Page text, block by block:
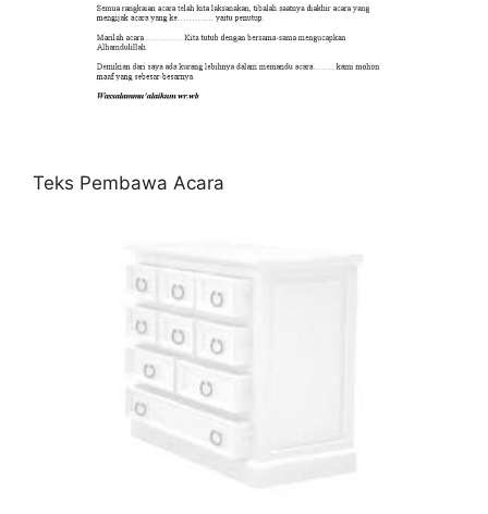
Teks Pembawa Acara